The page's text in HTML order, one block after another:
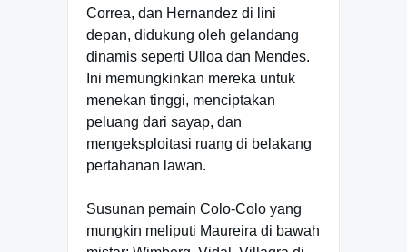
Correa, dan Hernandez di lini
depan, didukung oleh gelandang
dinamis seperti Ulloa dan Mendes.
Ini memungkinkan mereka untuk
menekan tinggi, menciptakan
peluang dari sayap, dan
mengeksploitasi ruang di belakang
pertahanan lawan.
Susunan pemain Colo-Colo yang
mungkin meliputi Maureira di bawah